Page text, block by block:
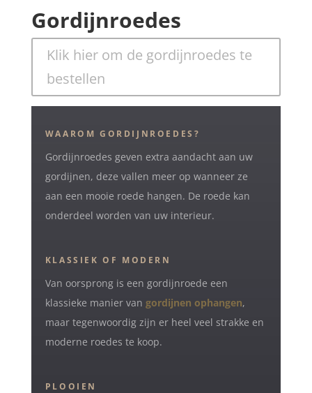
Gordijnroedes
Klik hier om de gordijnroedes te
bestellen
WAAROM GORDIJNROEDES?
Gordijnroedes geven extra aandacht aan uw
gordijnen, deze vallen meer op wanneer ze
aan een mooie roede hangen. De roede kan
onderdeel worden van uw interieur.
KLASSIEK OF MODERN
Van oorsprong is een gordijnroede een
klassieke manier van gordijnen ophangen,
maar tegenwoordig zijn er heel veel strakke en
moderne roedes te koop.
PLOOIEN